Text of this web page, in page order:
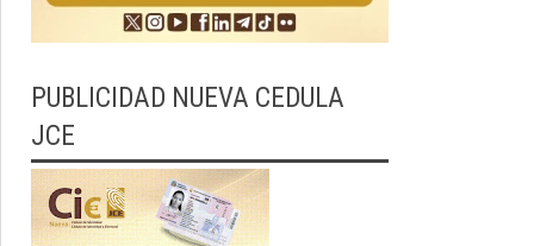
PUBLICIDAD NUEVA CEDULA
JCE